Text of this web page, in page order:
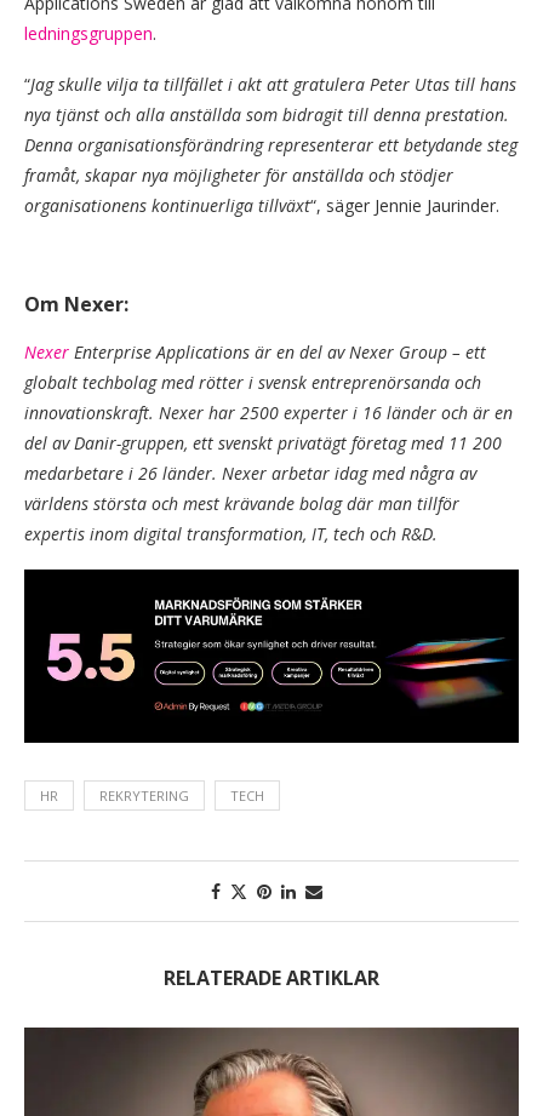
ledningsgruppen.
“Jag skulle vilja ta tillfället i akt att gratulera Peter Utas till hans
nya tjänst och alla anställda som bidragit till denna prestation.
Denna organisationsförändring representerar ett betydande steg
framåt, skapar nya möjligheter för anställda och stödjer
organisationens kontinuerliga tillväxt“, säger Jennie Jaurinder.
Om Nexer:
Nexer Enterprise Applications är en del av Nexer Group – ett
globalt techbolag med rötter i svensk entreprenörsanda och
innovationskraft. Nexer har 2500 experter i 16 länder och är en
del av Danir-gruppen, ett svenskt privatägt företag med 11 200
medarbetare i 26 länder. Nexer arbetar idag med några av
världens största och mest krävande bolag där man tillför
expertis inom digital transformation, IT, tech och R&D.
HR REKRYTERING TECH
RELATERADE ARTIKLAR